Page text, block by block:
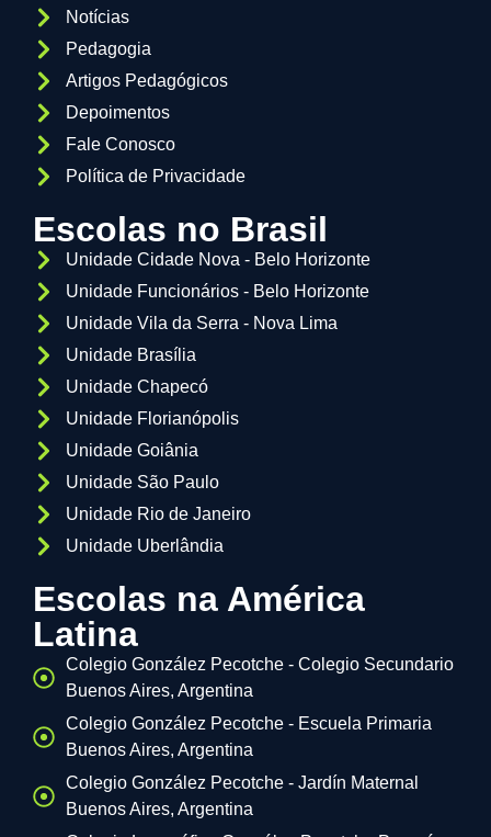
Notícias
Pedagogia
Artigos Pedagógicos
Depoimentos
Fale Conosco
Política de Privacidade
Escolas no Brasil
Unidade Cidade Nova - Belo Horizonte
Unidade Funcionários - Belo Horizonte
Unidade Vila da Serra - Nova Lima
Unidade Brasília
Unidade Chapecó
Unidade Florianópolis
Unidade Goiânia
Unidade São Paulo
Unidade Rio de Janeiro
Unidade Uberlândia
Escolas na América
Latina
Colegio González Pecotche - Colegio Secundario
Buenos Aires, Argentina
Colegio González Pecotche - Escuela Primaria
Buenos Aires, Argentina
Colegio González Pecotche - Jardín Maternal
Buenos Aires, Argentina